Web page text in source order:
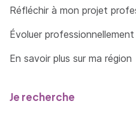
Réfléchir à mon projet
Évoluer professionnellement
En savoir plus sur ma région
Je recherche